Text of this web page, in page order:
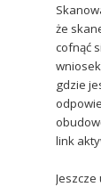
że
cofnąć
gdzie
link